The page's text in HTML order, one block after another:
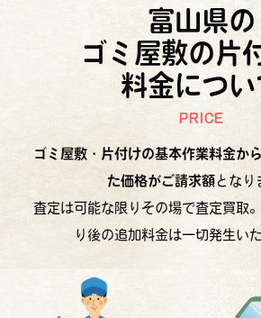
富山県の
ゴミ屋敷の片
料金につい
PRICE
ゴミ屋敷・片付けの基本作業料金か
た価格がご請求額となり
査定は可能な限りその場で査定買取
り後の追加料金は一切発生い